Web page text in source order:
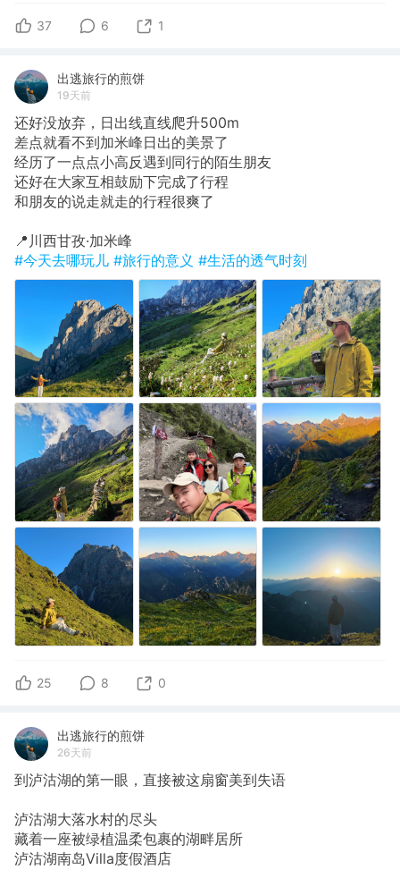
37 6 1
出逃旅行的煎饼
19天前
还好没放弃，日出线直线爬升500m
​差点就看不到加米峰日出的美景了
经历了一点点小高反遇到同行的陌生朋友
还好在大家互相鼓励下完成了行程
和朋友的说走就走的行程很爽了
​📍川西甘孜·加米峰
#今天去哪玩儿 #旅行的意义 #生活的透气时刻
25 8 0
出逃旅行的煎饼
26天前
到泸沽湖的第一眼，直接被这扇窗美到失语
泸沽湖大落水村的尽头
藏着一座被绿植温柔包裹的湖畔居所
泸沽湖南岛Villa度假酒店